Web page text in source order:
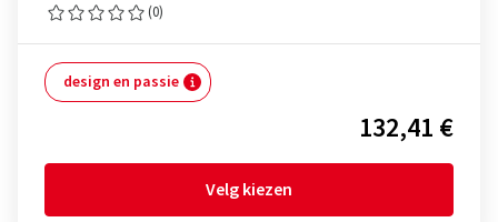
(0)
design en passie
132,41 €
Velg kiezen